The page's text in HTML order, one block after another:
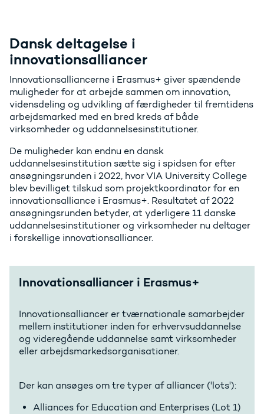
Dansk deltagelse i
innovationsalliancer
Innovationsalliancerne i Erasmus+ giver spændende
muligheder for at arbejde sammen om innovation,
vidensdeling og udvikling af færdigheder til fremtidens
arbejdsmarked med en bred kreds af både
virksomheder og uddannelsesinstitutioner.
De muligheder kan endnu en dansk
uddannelsesinstitution sætte sig i spidsen for efter
ansøgningsrunden i 2022, hvor VIA University College
blev bevilliget tilskud som projektkoordinator for en
innovationsalliance i Erasmus+. Resultatet af 2022
ansøgningsrunden betyder, at yderligere 11 danske
uddannelsesinstitutioner og virksomheder nu deltager
i forskellige innovationsalliancer.
Innovationsalliancer i Erasmus+
Innovationsalliancer er tværnationale samarbejder
mellem institutioner inden for erhvervsuddannelse
og videregående uddannelse samt virksomheder
eller arbejdsmarkedsorganisationer.
Der kan ansøges om tre typer af alliancer ('lots'):
Alliances for Education and Enterprises (Lot 1)